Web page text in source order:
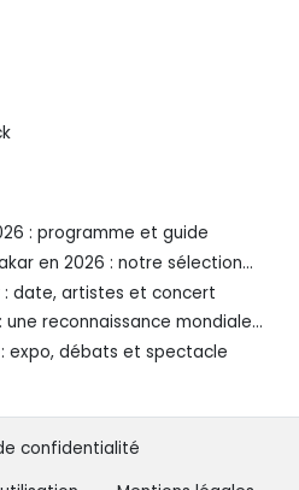
: programme et guide
en 2026 : notre sélection
: date, artistes et concert
une reconnaissance mondiale
: expo, débats et spectacle
confidentialité